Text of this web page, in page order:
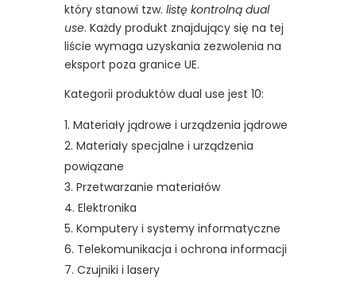
który stanowi tzw. listę kontrolną dual
use. Każdy produkt znajdujący się na tej
liście wymaga uzyskania zezwolenia na
eksport poza granice UE.
Kategorii produktów dual use jest 10:
Materiały jądrowe i urządzenia jądrowe
Materiały specjalne i urządzenia
powiązane
Przetwarzanie materiałów
Elektronika
Komputery i systemy informatyczne
Telekomunikacja i ochrona informacji
Czujniki i lasery